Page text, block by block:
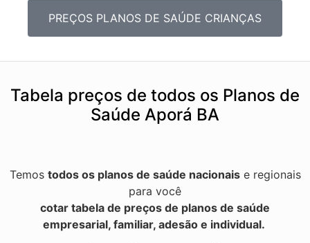
PREÇOS PLANOS DE SAÚDE CRIANÇAS
Tabela preços de todos os Planos de
Saúde Aporá BA
Temos todos os planos de saúde nacionaise regionais
para você
cotar tabela de preços de planos de saúde
empresarial, familiar, adesão e individual.